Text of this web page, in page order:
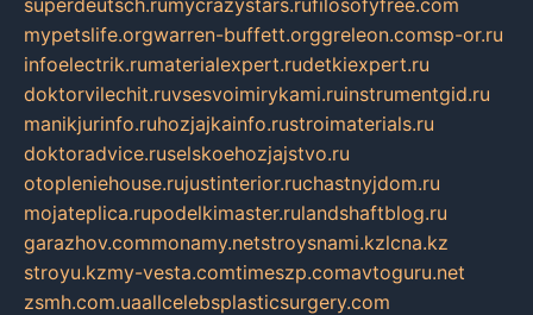
superdeutsch.rumycrazystars.rufilosofyfree.com
mypetslife.orgwarren-buffett.orggreleon.comsp-or.ru
infoelectrik.rumaterialexpert.rudetkiexpert.ru
doktorvilechit.ruvsesvoimirykami.ruinstrumentgid.ru
manikjurinfo.ruhozjajkainfo.rustroimaterials.ru
doktoradvice.ruselskoehozjajstvo.ru
otopleniehouse.rujustinterior.ruchastnyjdom.ru
mojateplica.rupodelkimaster.rulandshaftblog.ru
garazhov.commonamy.netstroysnami.kzlcna.kz
stroyu.kzmy-vesta.comtimeszp.comavtoguru.net
zsmh.com.uaallcelebsplasticsurgery.com